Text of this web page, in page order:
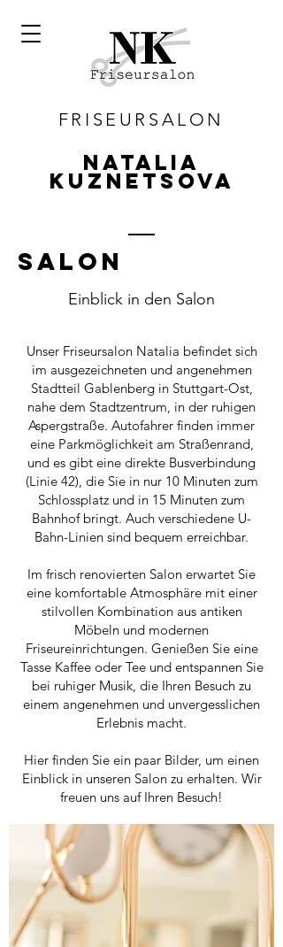
FRISEURSALON
Natalia
Kuznetsova
SALON
Einblick in den Salon
Unser Friseursalon Natalia befindet sich
im ausgezeichneten und angenehmen
Stadtteil Gablenberg in Stuttgart-Ost,
nahe dem Stadtzentrum, in der ruhigen
Aspergstraße. Autofahrer finden immer
eine Parkmöglichkeit am Straßenrand,
und es gibt eine direkte Busverbindung
(Linie 42), die Sie in nur 10 Minuten zum
Schlossplatz und in 15 Minuten zum
Bahnhof bringt. Auch verschiedene U-
Bahn-Linien sind bequem erreichbar.
Im frisch renovierten Salon erwartet Sie
eine komfortable Atmosphäre mit einer
stilvollen Kombination aus antiken
Möbeln und modernen
Friseureinrichtungen. Genießen Sie eine
Tasse Kaffee oder Tee und entspannen Sie
bei ruhiger Musik, die Ihren Besuch zu
einem angenehmen und unvergesslichen
Erlebnis macht.
Hier finden Sie ein paar Bilder, um einen
Einblick in unseren Salon zu erhalten. Wir
freuen uns auf Ihren Besuch!